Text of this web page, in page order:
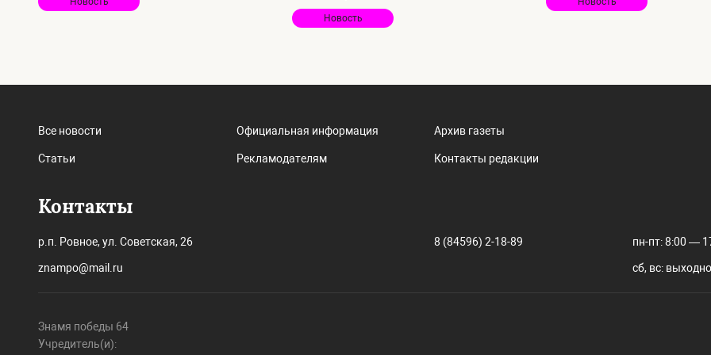
Новость
Все новости
Статьи
Официальная информация
Рекламодателям
Архив газеты
Контакты редакции
Контакты
р.п. Ровное, ул. Советская, 26
znampo@mail.ru
8 (84596) 2-18-89 пн-пт: 8:00 —
сб, вс:
Знамя победы 64
Учредитель(и):